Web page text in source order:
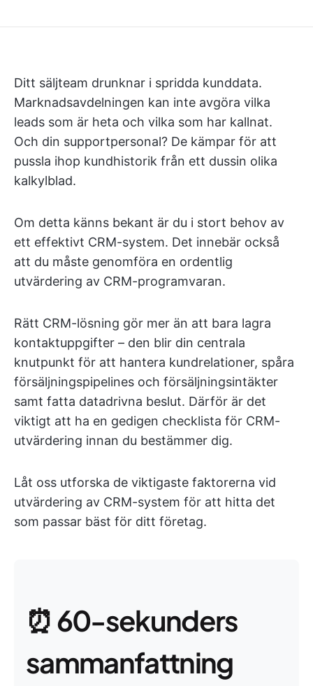
Ditt säljteam drunknar i spridda kunddata.
Marknadsavdelningen kan inte avgöra vilka
leads som är heta och vilka som har kallnat.
Och din supportpersonal? De kämpar för att
pussla ihop kundhistorik från ett dussin olika
kalkylblad.
Om detta känns bekant är du i stort behov av
ett effektivt CRM-system. Det innebär också
att du måste genomföra en ordentlig
utvärdering av CRM-programvaran.
Rätt CRM-lösning gör mer än att bara lagra
kontaktuppgifter – den blir din centrala
knutpunkt för att hantera kundrelationer, spåra
försäljningspipelines och försäljningsintäkter
samt fatta datadrivna beslut. Därför är det
viktigt att ha en gedigen checklista för CRM-
utvärdering innan du bestämmer dig.
Låt oss utforska de viktigaste faktorerna vid
utvärdering av CRM-system för att hitta det
som passar bäst för ditt företag.
⏰ 60-sekunders
sammanfattning